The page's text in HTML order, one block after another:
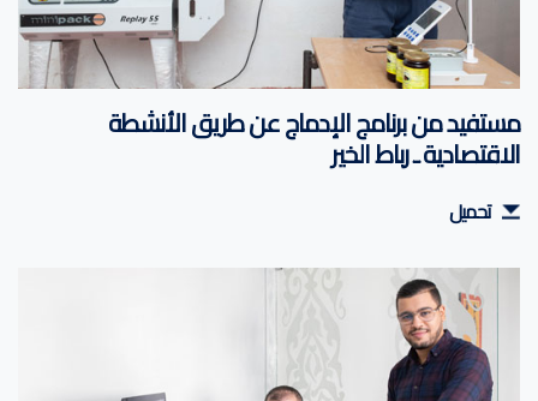
مستفيد من برنامج الإدماج عن طريق الأنشطة
الاقتصادية ـ رباط الخير
تحميل